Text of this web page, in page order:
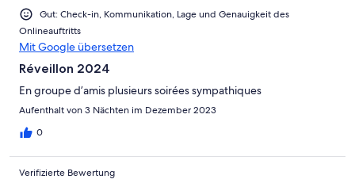
Gut: Check-in, Kommunikation, Lage und Genauigkeit des
Onlineauftritts
Mit Google übersetzen
Réveillon 2024
En groupe d’amis plusieurs soirées sympathiques
Aufenthalt von 3 Nächten im Dezember 2023
0
Verifizierte Bewertung